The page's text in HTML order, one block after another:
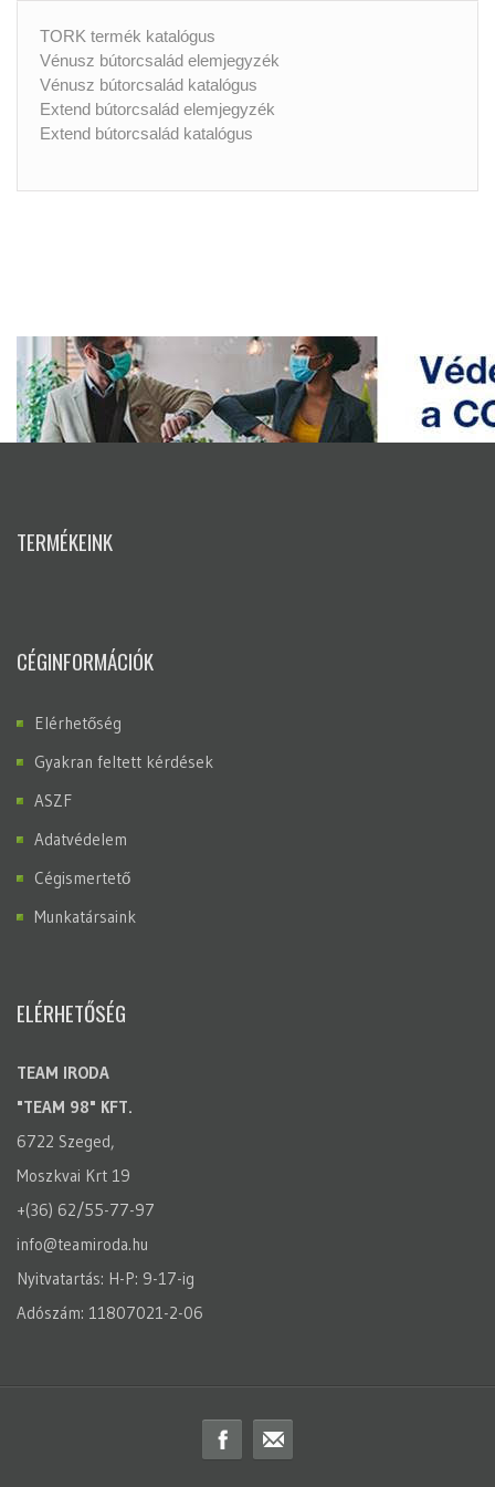
TORK termék katalógus
Vénusz bútorcsalád elemjegyzék
Vénusz bútorcsalád katalógus
Extend bútorcsalád elemjegyzék
Extend bútorcsalád katalógus
TERMÉKEINK
CÉGINFORMÁCIÓK
Elérhetőség
Gyakran feltett kérdések
ASZF
Adatvédelem
Cégismertető
Munkatársaink
ELÉRHETŐSÉG
TEAM IRODA
"TEAM 98" KFT.
6722 Szeged,
Moszkvai Krt 19
+(36) 62/55-77-97
info@teamiroda.hu
Nyitvatartás: H-P: 9-17-ig
Adószám: 11807021-2-06